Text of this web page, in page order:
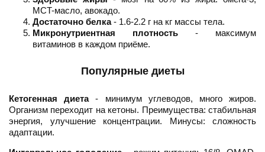
MCT-масло, авокадо.
Достаточно белка- 1.6-2.2 г на кг массы тела.
Микронутриентная плотность - максимум
витаминов в каждом приёме.
Популярные диеты
Кетогенная диета- минимум углеводов, много жиров.
Организм переходит на кетоны. Преимущества: стабильная
энергия, улучшение концентрации. Минусы: сложность
адаптации.